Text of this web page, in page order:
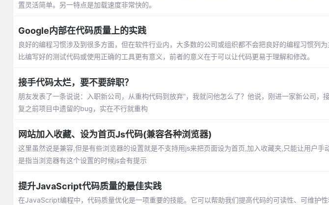
置灵活简单。另一特点是加载速度非常快的。
Google内部在代码质量上的实践
良好的编程习惯涉及到很多方面，但在软件行业内，大多数的公司或组织都不会把良好的编程习惯列
比编写好的测试代码或使用正确的工具更有意义，前者的意义在于可以让代码更易于理解和修改。
接手代码太烂，要不要辞职？
朋友发表了一条说说：入职新公司，从重构代码到放弃”，我就问他怎么了？他说，刚进一家新公司，
复之前项目中遗留的bug，实在不行就重构
网站加入收藏、设为首页Js代码(兼容各种浏览器)
这里虽然说是兼容,但是有些浏览器的设置就是不支持用js来把页面设为首页,加入收藏夹,只能让用户
是指当浏览器有这个设置的时候js会有提示
提升JavaScript代码质量的最佳实践
在JavaScript编程中，代码质量优化是一项重要的技能。它可以帮助我们提高代码的可读性、可维护